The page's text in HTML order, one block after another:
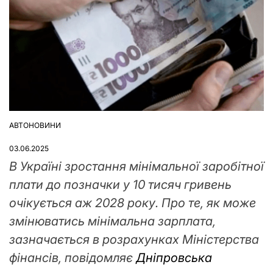
ОПУБЛІКУВАТИ
АВТОНОВИНИ
03.06.2025
В Україні зростання мінімальної заробітної
плати до позначки у 10 тисяч гривень
очікується аж 2028 року. Про те, як може
змінюватись мінімальна зарплата,
зазначається в розрахунках Міністерства
фінансів, повідомляє Дніпровська